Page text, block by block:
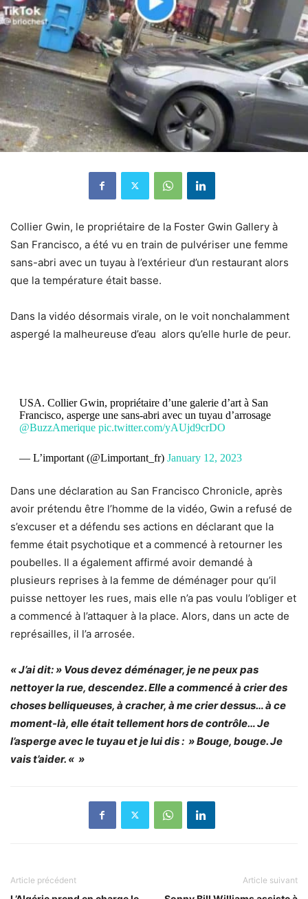
Collier Gwin, le propriétaire de la Foster Gwin Gallery à
San Francisco, a été vu en train de pulvériser une femme
sans-abri avec un tuyau à l’extérieur d’un restaurant alors
que la température était basse.
Dans la vidéo désormais virale, on le voit nonchalamment
aspergé la malheureuse d’eau alors qu’elle hurle de peur.
USA. Collier Gwin, propriétaire d’une galerie d’art à San
Francisco, asperge une sans-abri avec un tuyau d’arrosage
@BuzzAmerique pic.twitter.com/yAUjd9crDO
— L’important (@Limportant_fr) January 12, 2023
Dans une déclaration au San Francisco Chronicle, après
avoir prétendu être l’homme de la vidéo, Gwin a refusé de
s’excuser et a défendu ses actions en déclarant que la
femme était psychotique et a commencé à retourner les
poubelles. Il a également affirmé avoir demandé à
plusieurs reprises à la femme de déménager pour qu’il
puisse nettoyer les rues, mais elle n’a pas voulu l’obliger et
a commencé à l’attaquer à la place. Alors, dans un acte de
représailles, il l’a arrosée.
« J’ai dit: » Vous devez déménager, je ne peux pas
nettoyer la rue, descendez. Elle a commencé à crier des
choses belliqueuses, à cracher, à me crier dessus… à ce
moment-là, elle était tellement hors de contrôle… Je
l’asperge avec le tuyau et je lui dis : » Bouge, bouge. Je
vais t’aider. « »
Article précédent Article suivant